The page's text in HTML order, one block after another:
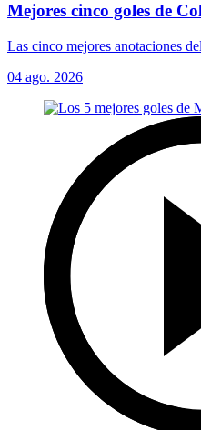
Mejores cinco goles de
Las cinco mejores anotaciones
04 ago. 2026